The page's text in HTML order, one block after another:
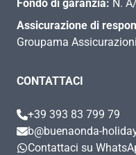
Fondo di garanzia: N.
Assicurazione di
Groupama
CONTATTACI
+39 393 83 799 79
b@buenaonda-
Contattaci su